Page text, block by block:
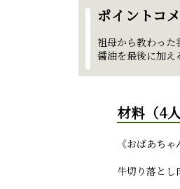
ポイントコ
祖母から教わった
醤油を最後に加え
材料（4人
《おばあちゃ
牛切り落と